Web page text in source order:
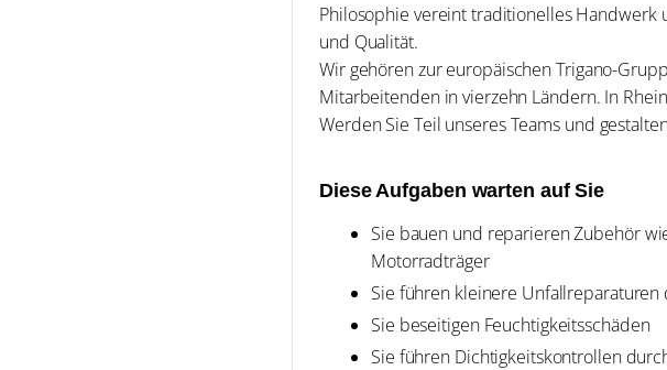
Philosophie vereint traditionelles Handwerk
und Qualität.
Wir gehören zur europäischen Trigano-
Mitarbeitenden in vierzehn Ländern. In
Werden Sie Teil unseres Teams und
Diese Aufgaben warten auf Sie
Sie bauen und reparieren Zubehör
Motorradträger
Sie führen kleinere Unfallreparaturen
Sie beseitigen Feuchtigkeitsschäden
Sie führen Dichtigkeitskontrollen